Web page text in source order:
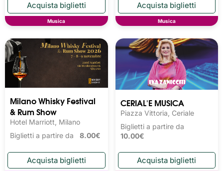
Musica Musica
Milano Whisky Festival
& Rum Show
Hotel Marriott, Milano
Biglietti a partire da 8.00€
CERIAL'E MUSICA
Piazza Vittoria, Ceriale
Biglietti a partire da
10.00€